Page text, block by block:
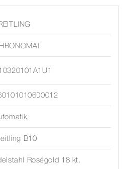
B10
Roségold 18 kt.